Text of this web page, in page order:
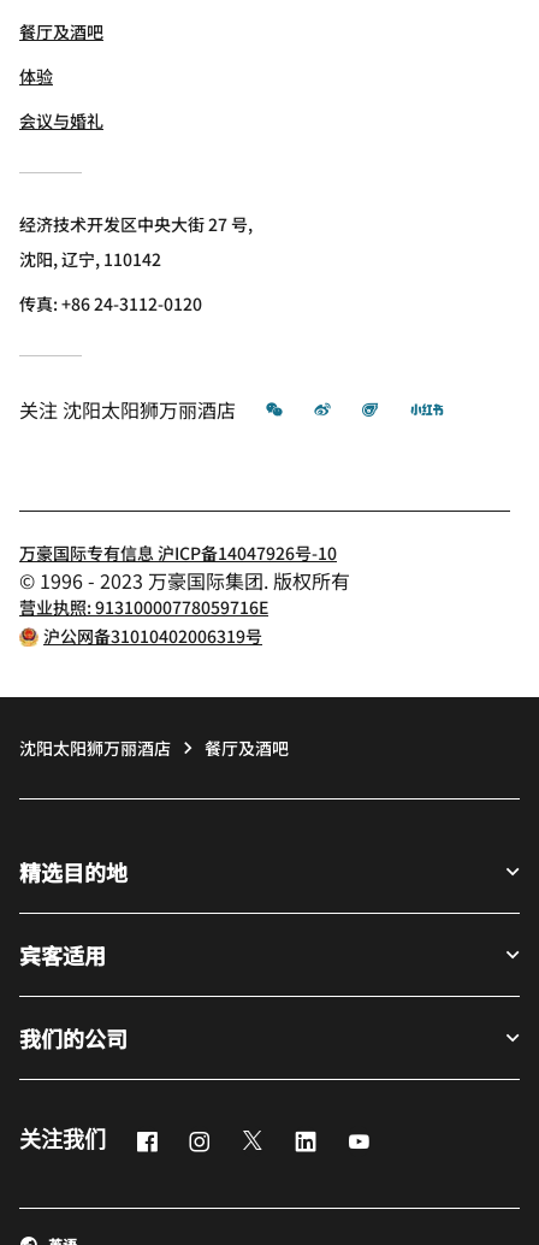
餐厅及酒吧
体验
会议与婚礼
经济技术开发区中央大街 27 号,
沈阳, 辽宁, 110142
传真:+86 24-3112-0120
关注 沈阳太阳狮万丽酒店 微信 微博 飞猪 小红书
万豪国际专有信息 沪ICP备14047926号-10
© 1996 - 2023 万豪国际集团. 版权所有
营业执照: 91310000778059716E
沪公网备31010402006319号
沈阳太阳狮万丽酒店 餐厅及酒吧
精选目的地
宾客适用
我们的公司
关注我们 FacebookInstagram
Twitter LinkedIn